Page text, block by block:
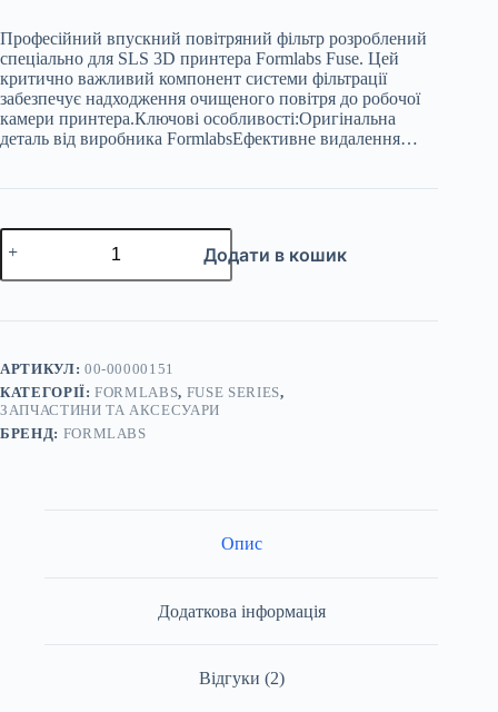
Професійний впускний повітряний фільтр розроблений
спеціально для SLS 3D принтера Formlabs Fuse. Цей
критично важливий компонент системи фільтрації
забезпечує надходження очищеного повітря до робочої
камери принтера.Ключові особливості:Оригінальна
деталь від виробника FormlabsЕфективне видалення…
Впускний
повітряний
фільтр
Додати в кошик
АРТИКУЛ: 00-00000151
КАТЕГОРІЇ:FORMLABS, FUSE SERIES,
ЗАПЧАСТИНИ ТА АКСЕСУАРИ
БРЕНД: FORMLABS
Опис
Додаткова інформація
Відгуки (2)